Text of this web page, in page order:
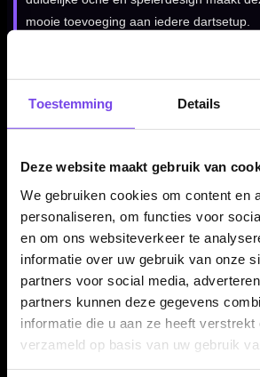
Toestemming Details
Deze website maakt gebruik van
We gebruiken cookies om content en
personaliseren, om functies voor
en om ons websiteverkeer te
informatie over uw gebruik van onze
partners voor social media,
partners kunnen deze gegevens
informatie die u aan ze heeft verstrekt
verzameld op basis van uw gebruik
mooie toevoeging aan iedere dartsetup.
✓ Voor een vaste en consistente
✓
Handig voor training en thuisgebruik
Makkelijk te plaatsen bij je dartbord
✓ Ideaal voor een complete Target
Producttype:Throw line / oche line
Geschikt voor: Vaste werpafstand bij
Uitvoering: Stephen Bunting design
Dart Merk:Target